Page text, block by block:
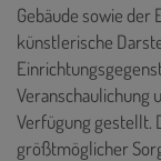
Gebäude sowie
künstlerische
Veranschaulichung
Verfügung gestellt.
größtmöglicher